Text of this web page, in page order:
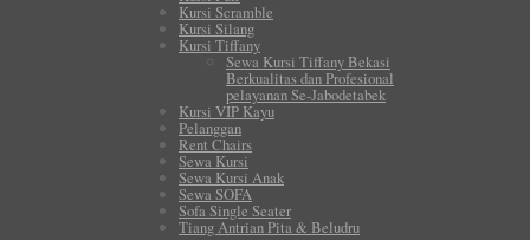
Kursi Scramble
Kursi Silang
Kursi Tiffany
Sewa Kursi Tiffany Bekasi
Berkualitas dan Profesional
pelayanan Se-Jabodetabek
Kursi VIP Kayu
Pelanggan
Rent Chairs
Sewa Kursi
Sewa Kursi Anak
Sewa SOFA
Sofa Single Seater
Tiang Antrian Pita & Beludru